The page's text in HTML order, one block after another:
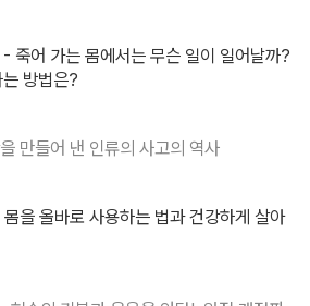
죽어 가는 몸에서는 무슨 일이 일어날까?
방법은?
만들어 낸 인류의 사고의 역사
을 올바로 사용하는 법과 건강하게 살아